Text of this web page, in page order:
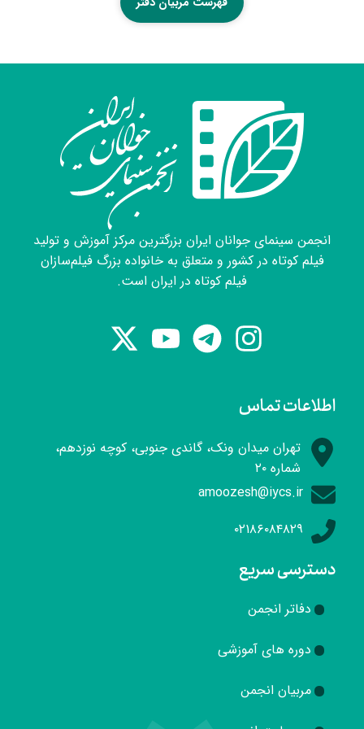
آلچمی اسکاتلند، دو دورە جشنوارە ژیار بانه و سنندج .
اطلاعات تماس
تهران میدان ونک، گاندی جنوبی، کوچه نوزدهم،
شماره ۲۰
amoozesh@iycs.ir
۰۲۱۸۶۰۸۴۸۲۹
انجمن سینمای جوانان ایران بزرگترین مرکز آموزش و تولید
فیلم کوتاه در کشور و متعلق به خانواده بزرگ فیلم‌سازان
فیلم کوتاه در ایران است.
دسترسی سریع
دفاتر انجمن
دوره های آموزشی
مربیان انجمن